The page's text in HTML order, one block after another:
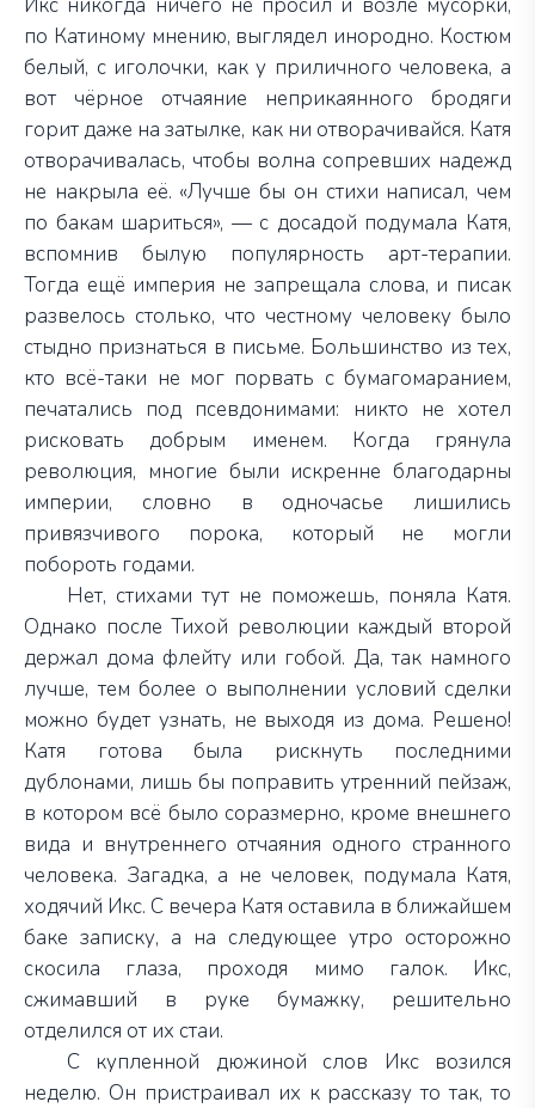
по Катиному мнению, выглядел инородно. Костюм
белый, с иголочки, как у приличного человека, а
вот чёрное отчаяние неприкаянного бродяги
горит даже на затылке, как ни отворачивайся. Катя
отворачивалась, чтобы волна сопревших надежд
не накрыла её. «Лучше бы он стихи написал, чем
по бакам шариться», — с досадой подумала Катя,
вспомнив былую популярность арт-терапии.
Тогда ещё империя не запрещала слова, и писак
развелось столько, что честному человеку было
стыдно признаться в письме. Большинство из тех,
кто всё-таки не мог порвать с бумагомаранием,
печатались под псевдонимами: никто не хотел
рисковать добрым именем. Когда грянула
революция, многие были искренне благодарны
империи, словно в одночасье лишились
привязчивого порока, который не могли
побороть годами.
Нет, стихами тут не поможешь, поняла Катя.
Однако после Тихой революции каждый второй
держал дома флейту или гобой. Да, так намного
лучше, тем более о выполнении условий сделки
можно будет узнать, не выходя из дома. Решено!
Катя готова была рискнуть последними
дублонами, лишь бы поправить утренний пейзаж,
в котором всё было соразмерно, кроме внешнего
вида и внутреннего отчаяния одного странного
человека. Загадка, а не человек, подумала Катя,
ходячий Икс. С вечера Катя оставила в ближайшем
баке записку, а на следующее утро осторожно
скосила глаза, проходя мимо галок. Икс,
сжимавший в руке бумажку, решительно
отделился от их стаи.
С купленной дюжиной слов Икс возился
неделю. Он пристраивал их к рассказу то так, то